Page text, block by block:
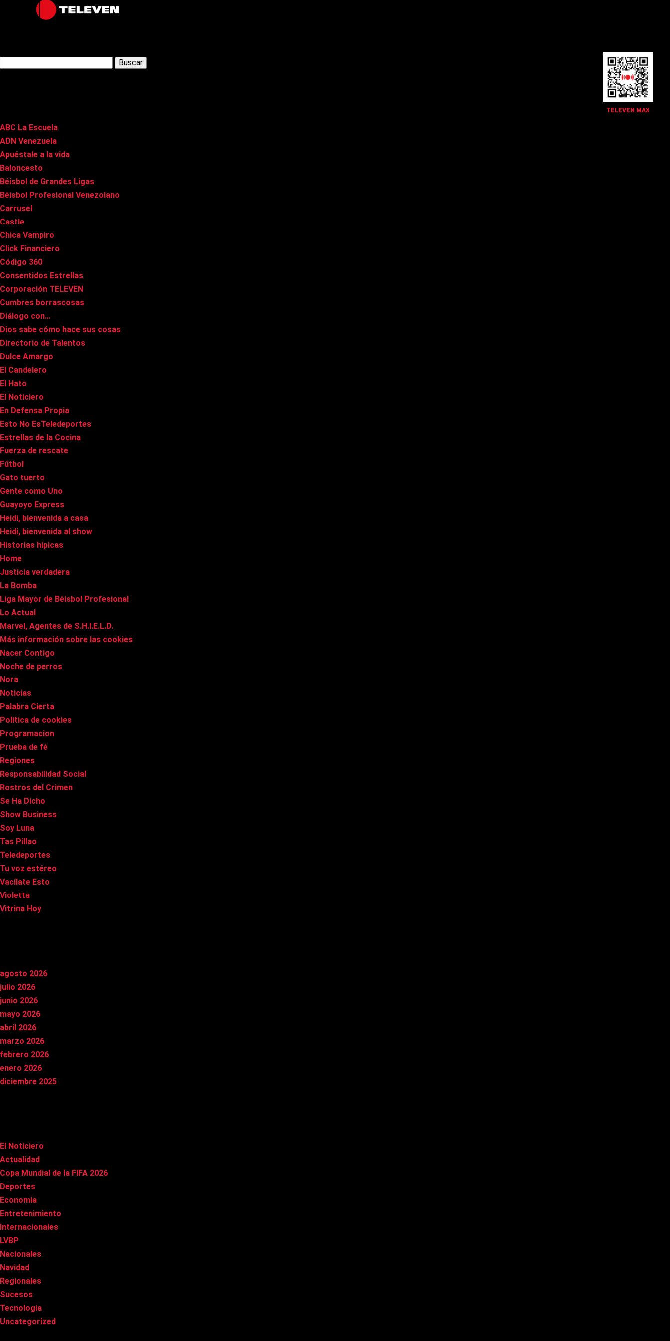
TELEVEN MAX
Latest Posts
ABC La Escuela
ADN Venezuela
Apuéstale a la vida
Baloncesto
Béisbol de Grandes Ligas
Béisbol Profesional Venezolano
Carrusel
Castle
Chica Vampiro
Click Financiero
Código 360
Consentidos Estrellas
Corporación TELEVEN
Cumbres borrascosas
Diálogo con…
Dios sabe cómo hace sus cosas
Directorio de Talentos
Dulce Amargo
El Candelero
El Hato
El Noticiero
En Defensa Propia
Esto No EsTeledeportes
Estrellas de la Cocina
Fuerza de rescate
Fútbol
Gato tuerto
Gente como Uno
Guayoyo Express
Heidi, bienvenida a casa
Heidi, bienvenida al show
Historias hípicas
Home
Justicia verdadera
La Bomba
Liga Mayor de Béisbol Profesional
Lo Actual
Marvel, Agentes de S.H.I.E.L.D.
Más información sobre las cookies
Nacer Contigo
Noche de perros
Nora
Noticias
Palabra Cierta
Política de cookies
Programacion
Prueba de fé
Regiones
Responsabilidad Social
Rostros del Crimen
Se Ha Dicho
Show Business
Soy Luna
Tas Pillao
Teledeportes
Tu voz estéreo
Vacílate Esto
Violetta
Vitrina Hoy
agosto 2026
julio 2026
junio 2026
mayo 2026
abril 2026
marzo 2026
febrero 2026
enero 2026
diciembre 2025
El Noticiero
Actualidad
Copa Mundial de la FIFA 2026
Deportes
Economía
Entretenimiento
Internacionales
LVBP
Nacionales
Navidad
Regionales
Sucesos
Tecnología
Uncategorized